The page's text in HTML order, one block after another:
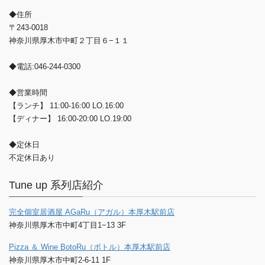
◆住所
〒243-0018
神奈川県厚木市中町２丁目６−１１
◆電話:046-244-0300
◆営業時間
【ランチ】 11:00-16:00 LO.16:00
【ディナー】 16:00-20:00 LO.19:00
◆定休日
不定休日あり
Tune up 系列店紹介
完全個室居酒屋 AGaRu（アガル）本厚木駅前店
神奈川県厚木市中町4丁目1−13 3F
Pizza ＆ Wine BotoRu（ボトル）本厚木駅前店
神奈川県厚木市中町2-6-11 1F